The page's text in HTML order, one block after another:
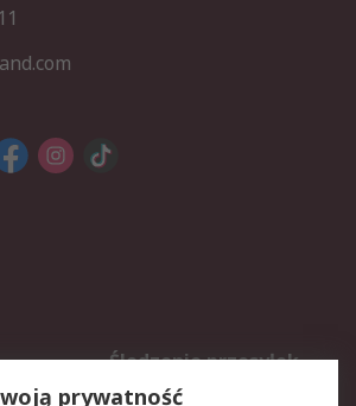
Śledzenie przesyłek
Rejestracja
prywatność